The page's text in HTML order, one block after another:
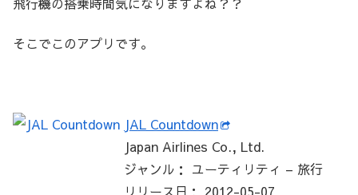
そこでこのアプリです。
JAL Countdown
Japan Airlines Co., Ltd.
ジャンル： ユーティリティ – 旅行
リリース日： 2012-05-07